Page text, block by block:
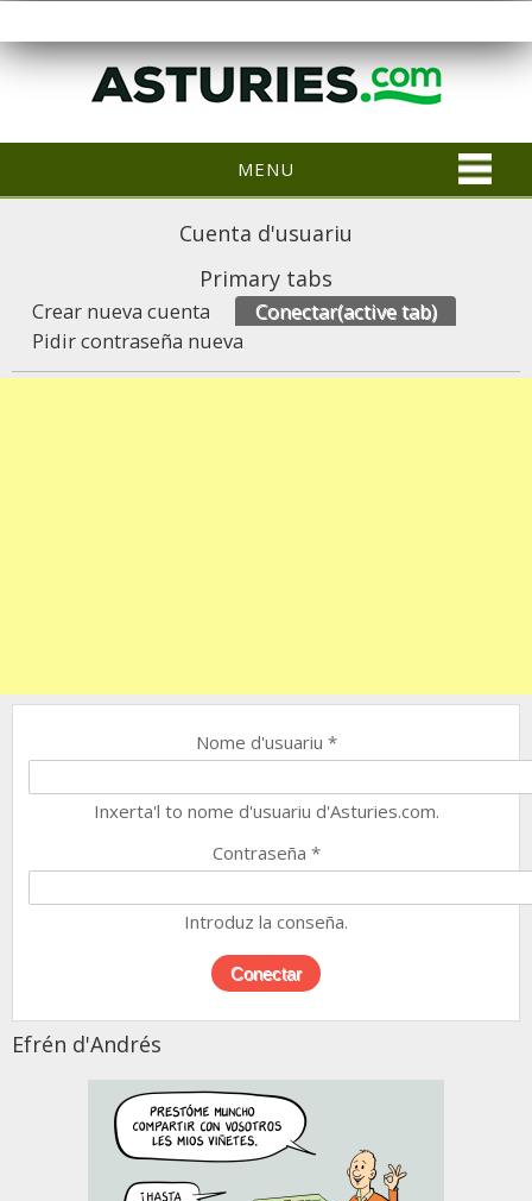
MENU
Cuenta d'usuariu
Primary tabs
Crear nueva cuenta Conectar(active tab)
Pidir contraseña nueva
Nome d'usuariu *
Inxerta'l to nome d'usuariu d'Asturies.com.
Contraseña *
Introduz la conseña.
Efrén d'Andrés